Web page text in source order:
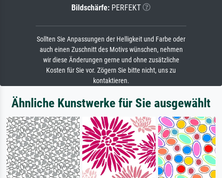
Bildschärfe: PERFEKT
Sollten Sie Anpassungen der Helligkeit und Farbe oder
auch einen Zuschnitt des Motivs wünschen, nehmen
wir diese Änderungen gerne und ohne zusätzliche
Kosten für Sie vor. Zögern Sie bitte nicht, uns zu
kontaktieren.
Ähnliche Kunstwerke für Sie ausgewählt